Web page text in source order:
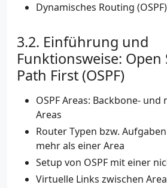
Dynamisches Routing (OSPF)
Einführung und
Funktionsweise: Open
Path First (OSPF)
OSPF Areas: Backbone-
Areas
Router Typen bzw.
mehr als einer Area
Setup von OSPF mit einer
Virtuelle Links zwischen